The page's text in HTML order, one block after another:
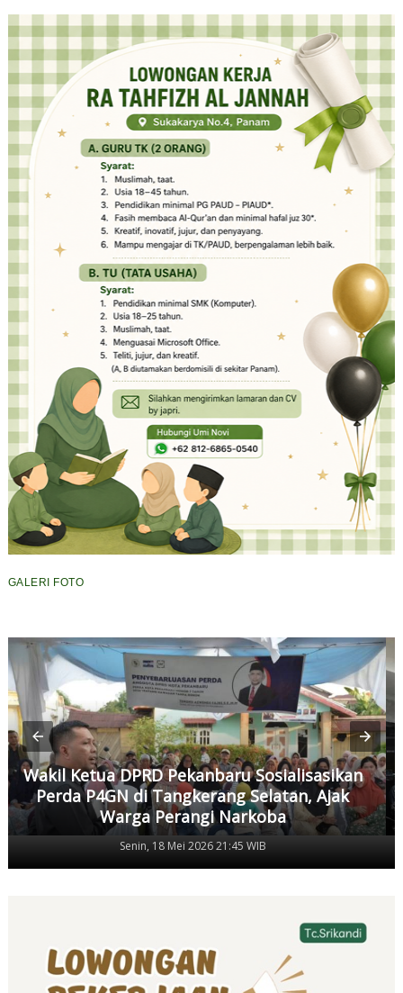
GALERI FOTO
Wakil Ketua DPRD Pekanbaru Sosialisasikan
Perda P4GN di Tangkerang Selatan, Ajak
Warga Perangi Narkoba
Senin, 18 Mei 2026 21:45 WIB